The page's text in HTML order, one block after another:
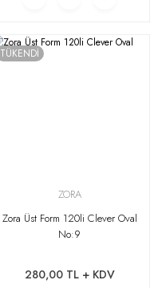
TÜKENDİ
ZORA
Zora Üst Form 120li Clever Oval
No:9
280,00 TL + KDV